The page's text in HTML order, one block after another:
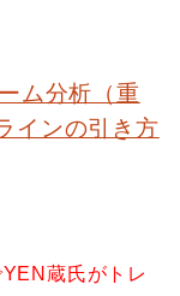
ム分析（重
インの引き方
蔵氏がトレ